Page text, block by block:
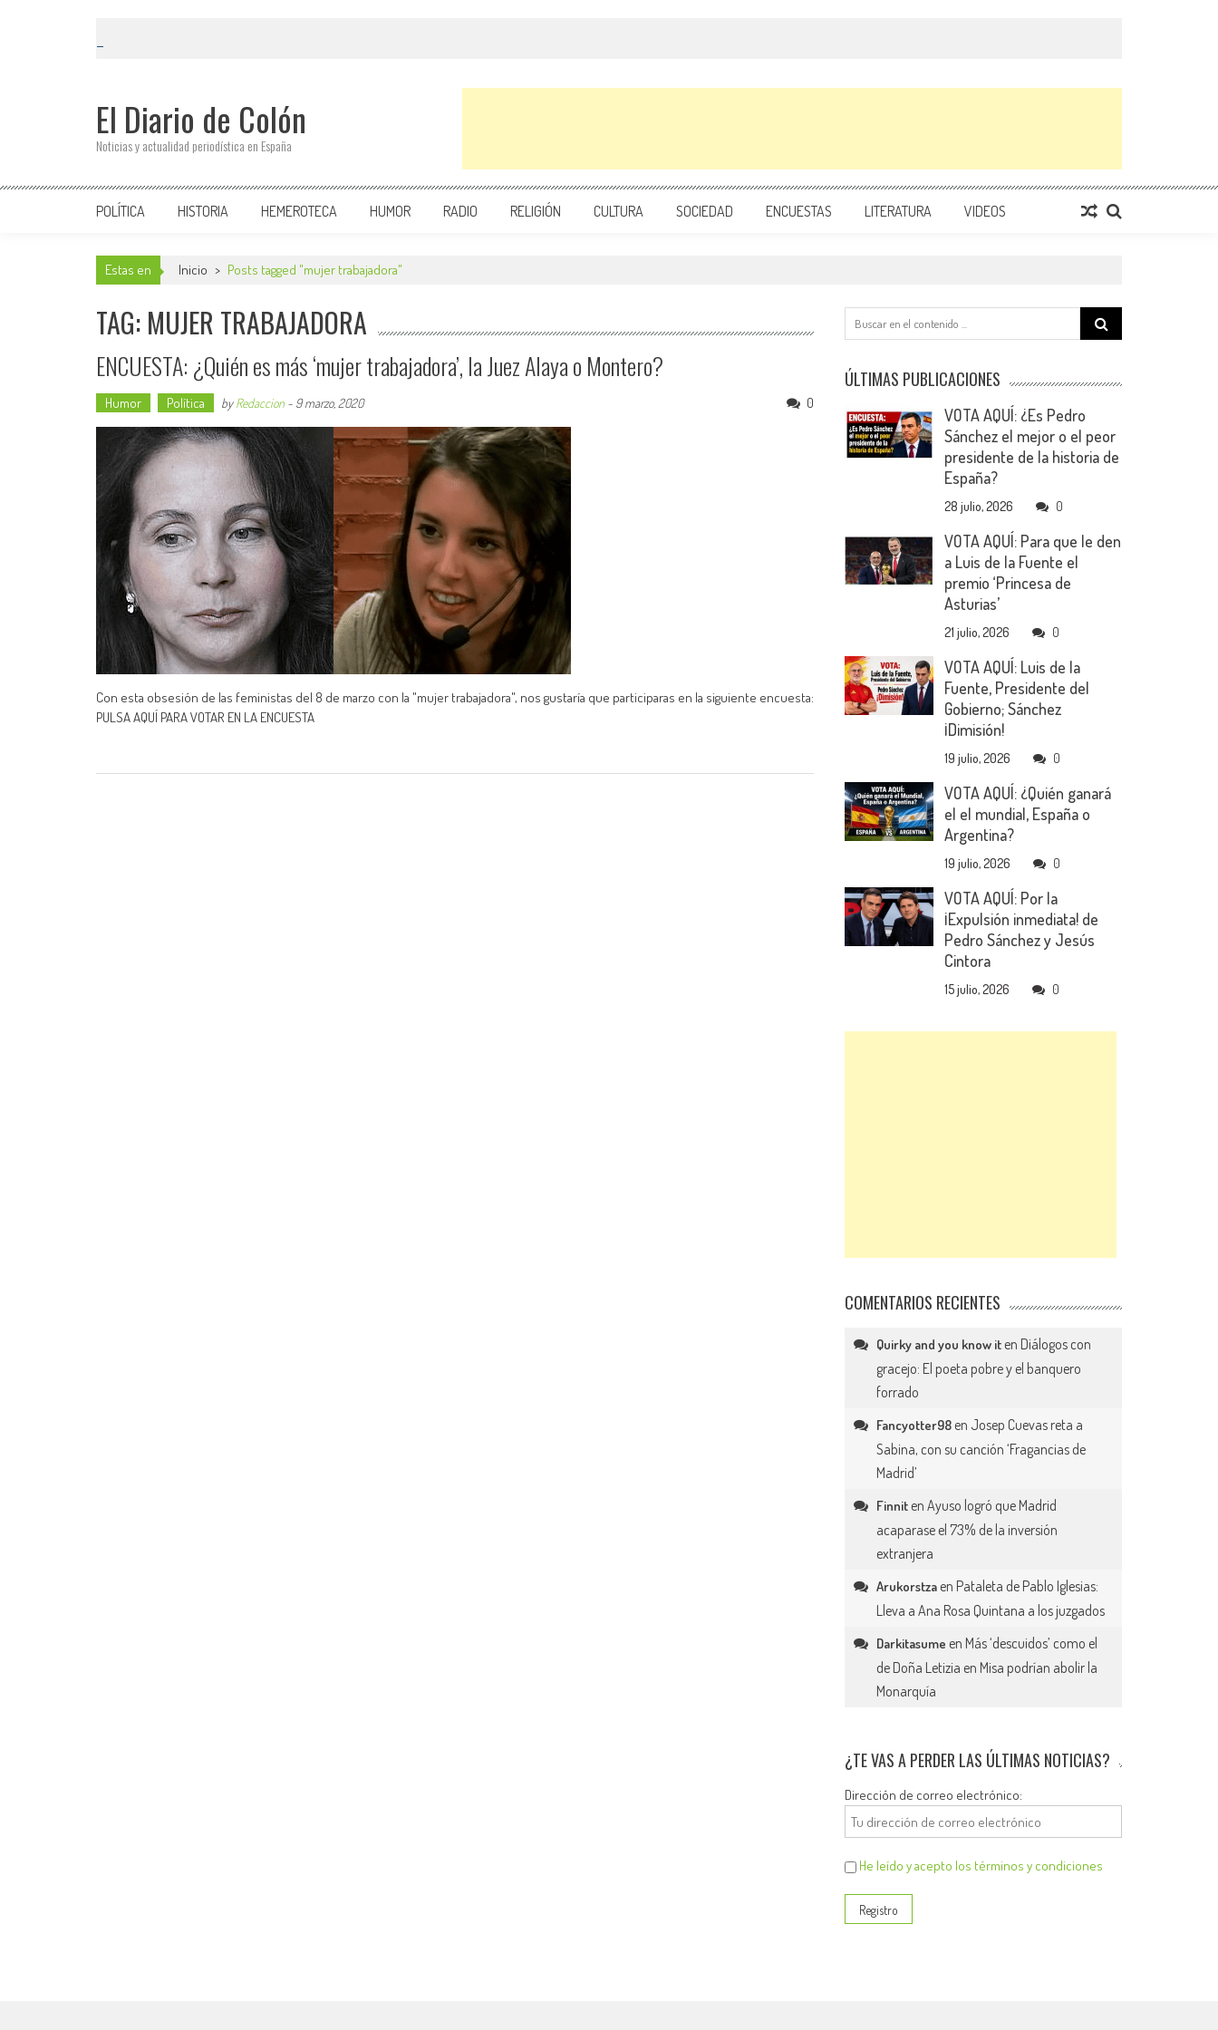
El Diario de Colón
Noticias y actualidad periodística en España
POLÍTICA HISTORIA HEMEROTECA HUMOR RADIO RELIGIÓN CULTURA SOCIEDAD ENCUESTAS LITERATURA VIDEOS
Estas en Inicio > Posts tagged "mujer trabajadora"
TAG: MUJER TRABAJADORA
ENCUESTA: ¿Quién es más ‘mujer trabajadora’, la Juez Alaya o Montero?
Humor Política byRedaccion - 9 marzo, 2020 0
Con esta obsesión de las feministas del 8 de marzo con la "mujer trabajadora", nos gustaría que participaras en la siguiente encuesta:
PULSA AQUÍ PARA VOTAR EN LA ENCUESTA
Search
for:
ÚLTIMAS PUBLICACIONES
VOTA AQUÍ: ¿Es Pedro
Sánchez el mejor o el peor
presidente de la historia de
España?
28 julio, 2026 0
VOTA AQUÍ: Para que le den
a Luis de la Fuente el
premio ‘Princesa de
Asturias’
21 julio, 2026 0
VOTA AQUÍ: Luis de la
Fuente, Presidente del
Gobierno; Sánchez
¡Dimisión!
19 julio, 2026 0
VOTA AQUÍ: ¿Quién ganará
el el mundial, España o
Argentina?
19 julio, 2026 0
VOTA AQUÍ: Por la
¡Expulsión inmediata! de
Pedro Sánchez y Jesús
Cintora
15 julio, 2026 0
COMENTARIOS RECIENTES
Quirky and you know it en Diálogos con
gracejo: El poeta pobre y el banquero
forrado
Fancyotter98 en Josep Cuevas reta a
Sabina, con su canción ‘Fragancias de
Madrid’
Finnit enAyuso logró que Madrid
acaparase el 73% de la inversión
extranjera
Arukorstza en Pataleta de Pablo Iglesias:
Lleva a Ana Rosa Quintana a los juzgados
Darkitasume en Más ‘descuidos’ como el
de Doña Letizia en Misa podrían abolir la
Monarquía
¿TE VAS A PERDER LAS ÚLTIMAS NOTICIAS?
Dirección de correo electrónico:
He leído y acepto los términos y condiciones